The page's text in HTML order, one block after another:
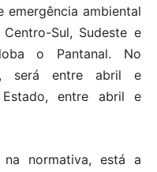
emergência ambiental
Sul, Sudeste e
o Pantanal. No
será entre abril e
entre abril e
normativa, está a